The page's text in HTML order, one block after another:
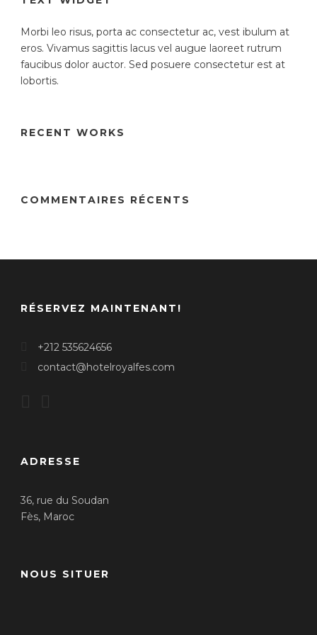
Morbi leo risus, porta ac consectetur ac, vest ibulum at
eros. Vivamus sagittis lacus vel augue laoreet rutrum
faucibus dolor auctor. Sed posuere consectetur est at
lobortis.
RECENT WORKS
COMMENTAIRES RÉCENTS
RÉSERVEZ MAINTENANT!
+212 535624656
contact@hotelroyalfes.com
ADRESSE
36, rue du Soudan
Fès, Maroc
NOUS SITUER